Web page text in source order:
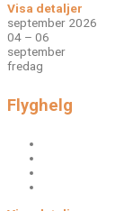
Visa detaljer
september 2026
04 – 06
september
fredag
Flyghelg